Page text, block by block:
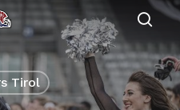
Tirol